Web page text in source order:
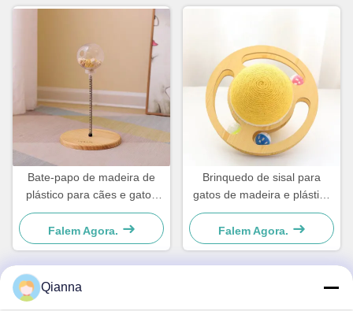
Bate-papo de madeira de
plástico para cães e gatos
simples e prático
Falem Agora.
Brinquedo de sisal para
gatos de madeira e plástico
Para cães e gatos pequenos
Simples e prático
Falem Agora.
Qianna